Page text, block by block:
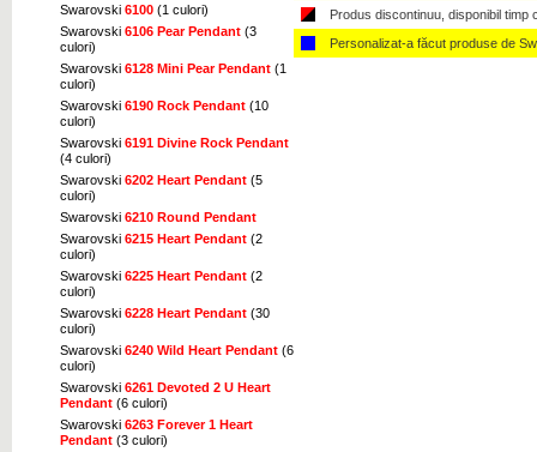
Swarovski 6100 (1 culori)
Swarovski 6106 Pear Pendant (3
culori)
Swarovski 6128 Mini Pear Pendant (1
culori)
Swarovski 6190 Rock Pendant (10
culori)
Swarovski 6191 Divine Rock Pendant
(4 culori)
Swarovski 6202 Heart Pendant (5
culori)
Swarovski 6210 Round Pendant
Swarovski 6215 Heart Pendant (2
culori)
Swarovski 6225 Heart Pendant (2
culori)
Swarovski 6228 Heart Pendant (30
culori)
Swarovski 6240 Wild Heart Pendant (6
culori)
Swarovski 6261 Devoted 2 U Heart
Pendant (6 culori)
Swarovski 6263 Forever 1 Heart
Pendant (3 culori)
Produs discontinuu, disponibil timp
Personalizat-a făcut produse de